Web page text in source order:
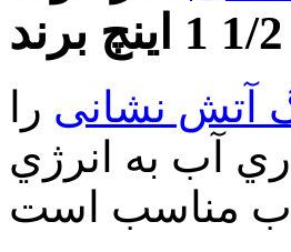
آتش نشانی را
آب به انرژي